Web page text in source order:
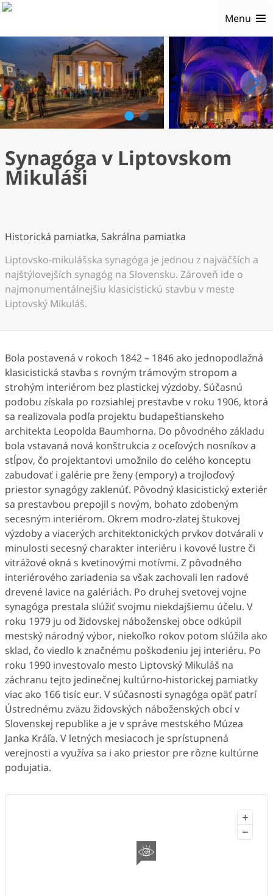
Menu
1 2
Synagóga v Liptovskom
Mikuláši
Historická pamiatka, Sakrálna pamiatka
Liptovsko-mikulášska synagóga je jednou z najväčších a
najštýlovejších synagóg na Slovensku. Zároveň ide o
najmonumentálnejšiu klasicistickú stavbu v meste
Liptovský Mikuláš.
Bola postavená v rokoch 1842 – 1846 ako jednopodlažná
klasicistická stavba s rovným trámovým stropom a
strohým interiérom bez plastickej výzdoby. Súčasnú
podobu získala po rozsiahlej prestavbe v roku 1906, ktorá
sa realizovala podľa projektu budapeštianskeho
architekta Leopolda Baumhorna. Do pôvodného základu
bola vstavaná nová konštrukcia z oceľových nosníkov a
stĺpov, čo projektantovi umožnilo do celého konceptu
zabudovať i galérie pre ženy (empory) a trojloďový
priestor synagógy zaklenúť. Pôvodný klasicistický exteriér
sa prestavbou prepojil s novým, bohato zdobeným
secesným interiérom. Okrem modro-zlatej štukovej
výzdoby a viacerých architektonických prvkov dotvárali v
minulosti secesný charakter interiéru i kovové lustre či
vitrážové okná s kvetinovými motívmi. Z pôvodného
interiérového zariadenia sa však zachovali len radové
drevené lavice na galériách. Po druhej svetovej vojne
synagóga prestala slúžiť svojmu niekdajšiemu účelu. V
roku 1979 ju od židovskej náboženskej obce odkúpil
mestský národný výbor, niekoľko rokov potom slúžila ako
sklad, čo viedlo k značnému poškodeniu jej interiéru. Po
roku 1990 investovalo mesto Liptovský Mikuláš na
záchranu tejto jedinečnej kultúrno-historickej pamiatky
viac ako 166 tisíc eur. V súčasnosti synagóga opäť patrí
Ústrednému zväzu židovských náboženských obcí v
Slovenskej republike a je v správe mestského Múzea
Janka Kráľa. V letných mesiacoch je sprístupnená
verejnosti a využíva sa i ako priestor pre rôzne kultúrne
podujatia.
+
−